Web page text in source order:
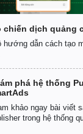
dịch quảng
hướng dẫn cách tạo
phá hệ thống
khảo ngay bài viết
trong hệ thống